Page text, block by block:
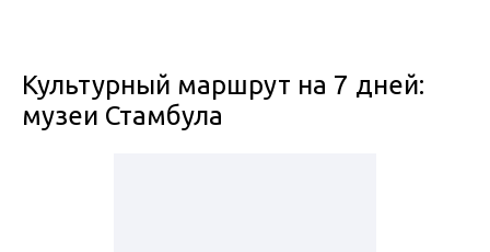
Культурный маршрут на 7 дней:
музеи Стамбула